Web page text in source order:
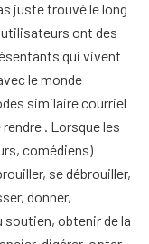
juste trouvé le long
ont des
qui vivent
le monde
similaire courriel
. Lorsque les
comédiens)
se débrouiller,
donner,
obtenir de la